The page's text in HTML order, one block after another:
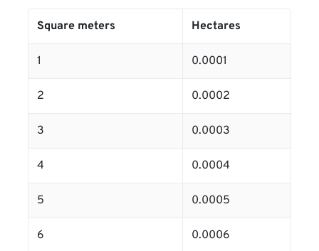
Square meters Hectares
1 0.0001
2 0.0002
3 0.0003
4 0.0004
5 0.0005
6 0.0006